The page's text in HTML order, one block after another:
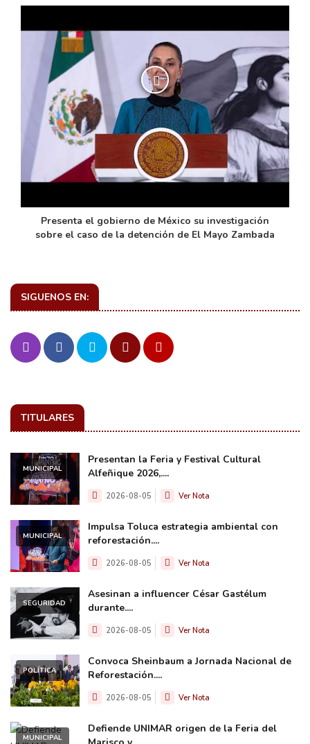
Presenta el gobierno de México su investigación
sobre el caso de la detención de El Mayo Zambada
SIGUENOS EN:
TITULARES
MUNICIPAL
Presentan la Feria y Festival Cultural
Alfeñique 2026,....
2026-08-05 Ver Nota
MUNICIPAL
Impulsa Toluca estrategia ambiental con
reforestación....
2026-08-05 Ver Nota
SEGURIDAD
Asesinan a influencer César Gastélum
durante....
2026-08-05 Ver Nota
POLÍTICA
Convoca Sheinbaum a Jornada Nacional de
Reforestación....
2026-08-05 Ver Nota
MUNICIPAL
Defiende UNIMAR origen de la Feria del